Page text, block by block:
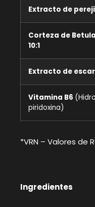
Extracto de perejil
Corteza de
10:1
Extracto de
Vitamina B6
piridoxina)
*VRN – Valores de
Ingredientes